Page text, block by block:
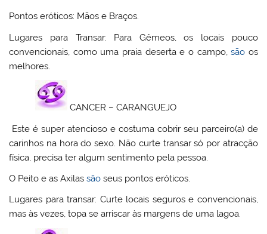
Pontos eróticos: Mãos e Braços.
Lugares para Transar: Para Gêmeos, os locais pouco
convencionais, como uma praia deserta e o campo,são os
melhores.
CANCER – CARANGUEJO
Este é super atencioso e costuma cobrir seu parceiro(a) de
carinhos na hora do sexo. Não curte transar só por atracção
física, precisa ter algum sentimento pela pessoa.
O Peito e as Axilassão seus pontos eróticos.
Lugares para transar: Curte locais seguros e convencionais,
mas às vezes, topa se arriscar às margens de uma lagoa.